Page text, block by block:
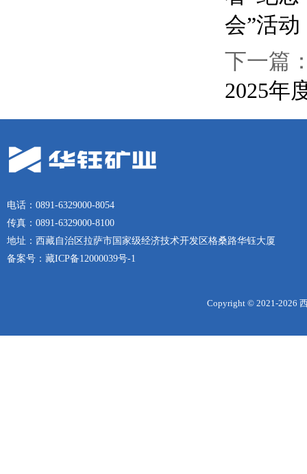
会”活动
下一篇
2025年
电话：0891-6329000-8054
传真：0891-6329000-8100
地址：西藏自治区拉萨市国家级经济技术开发区格桑路华钰大厦
备案号： 藏ICP备12000039号-1
Copyright © 2021-2026